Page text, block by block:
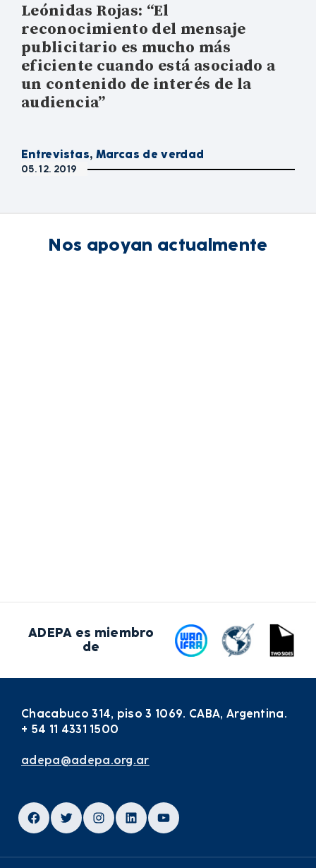
Leónidas Rojas: “El
reconocimiento del mensaje
publicitario es mucho más
eficiente cuando está asociado a
un contenido de interés de la
audiencia”
Entrevistas, Marcas de verdad
05. 12. 2019
Nos apoyan actualmente
ADEPA es miembro
de
Chacabuco 314, piso 3 1069. CABA, Argentina.
+ 54 11 4331 1500
adepa@adepa.org.ar
Facebook
TwitterInstagram
LinkedInYouTube